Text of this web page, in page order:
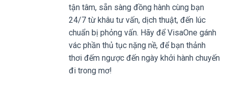
tận tâm, sẵn sàng đồng hành cùng bạn
24/7 từ khâu tư vấn, dịch thuật, đến lúc
chuẩn bị phỏng vấn. Hãy để VisaOne gánh
vác phần thủ tục nặng nề, để bạn thảnh
thơi đếm ngược đến ngày khởi hành chuyến
đi trong mơ!